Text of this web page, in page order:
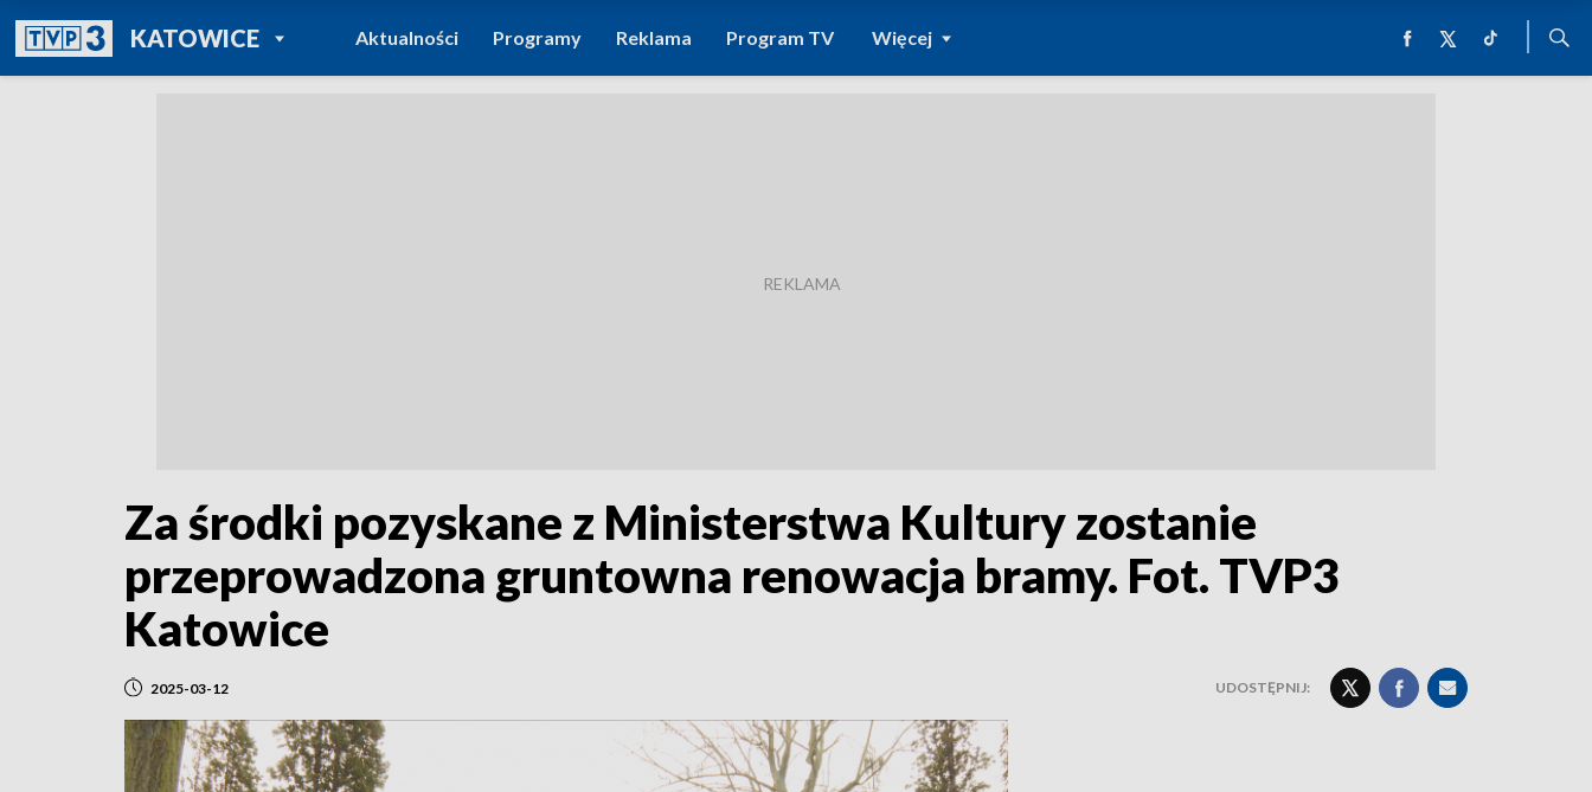
KATOWICEPOWRÓT DO
TVP REGIONY
Aktualności Programy Reklama Program TV Więcej
Za środki pozyskane z Ministerstwa Kultury zostanie
przeprowadzona gruntowna renowacja bramy. Fot. TVP3
Katowice
2025-03-12 UDOSTĘPNIJ: